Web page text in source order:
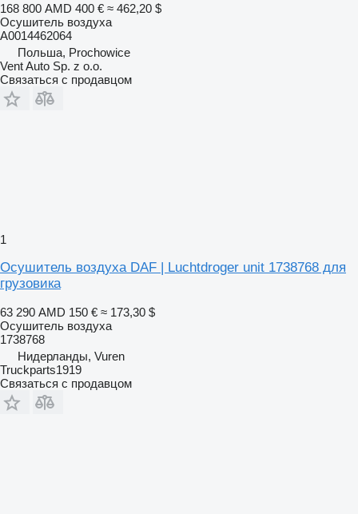
168 800 AMD 400 € ≈ 462,20 $
Осушитель воздуха
A0014462064
Польша, Prochowice
Vent Auto Sp. z o.o.
Связаться с продавцом
1
Осушитель воздуха DAF | Luchtdroger unit 1738768 для
грузовика
63 290 AMD 150 € ≈ 173,30 $
Осушитель воздуха
1738768
Нидерланды, Vuren
Truckparts1919
Связаться с продавцом